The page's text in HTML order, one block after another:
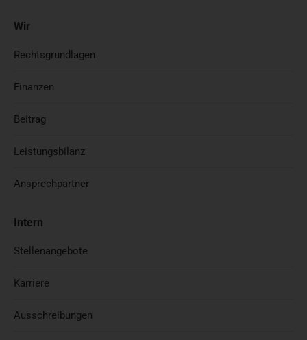
Wir
Rechtsgrundlagen
Finanzen
Beitrag
Leistungsbilanz
Ansprechpartner
Intern
Stellenangebote
Karriere
Ausschreibungen